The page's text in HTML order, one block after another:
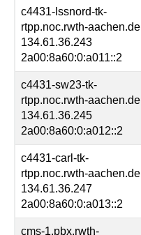
c4431-lssnord-tk-
rtpp.noc.rwth-aachen.de
134.61.36.243
2a00:8a60:0:a011::2
c4431-sw23-tk-
rtpp.noc.rwth-aachen.de
134.61.36.245
2a00:8a60:0:a012::2
c4431-carl-tk-
rtpp.noc.rwth-aachen.de
134.61.36.247
2a00:8a60:0:a013::2
cms-1.pbx.rwth-